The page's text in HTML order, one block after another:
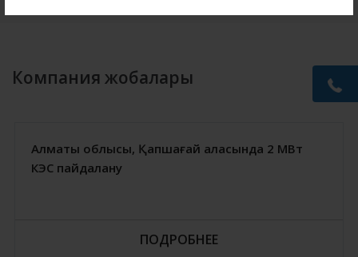
Компания жобалары
Алматы облысы, Қапшағай қаласында 2 МВт
КЭС пайдалану
ПОДРОБНЕЕ